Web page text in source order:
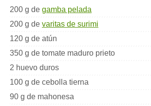
200 g de gamba pelada
200 g de varitas de surimi
120 g de atún
350 g de tomate maduro prieto
2 huevo duros
100 g de cebolla tierna
90 g de mahonesa